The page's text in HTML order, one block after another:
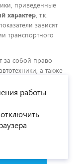
приведенные
характер, т.к.
зависят
транспортного
за собой право
а также
направлены
ее
работы